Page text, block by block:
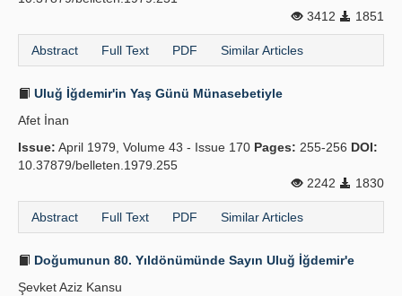
3412
1851
Abstract Full Text PDF Similar Articles
Uluğ İğdemir'in Yaş Günü Münasebetiyle
Afet İnan
Issue: April 1979, Volume 43 - Issue 170 Pages: 255-256 DOI:
10.37879/belleten.1979.255
2242
1830
Abstract Full Text PDF Similar Articles
Doğumunun 80. Yıldönümünde Sayın Uluğ İğdemir'e
Şevket Aziz Kansu